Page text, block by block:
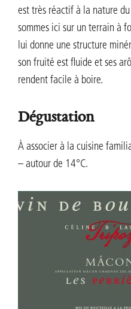
est très réactif à la nature
sommes ici sur un terrain à
lui donne une structure
son fruité est fluide et ses
rendent facile à boire.
Dégustation
À associer à la cuisine
– autour de 14°C.